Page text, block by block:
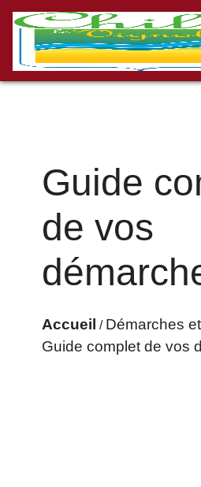
Guide
de vos
Accueil / Démarches
Guide complet de vos